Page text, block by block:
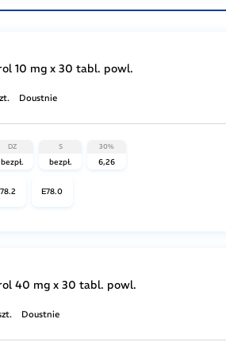
10 mg x 30 tabl. powl.
Doustnie
DZ
bezpł.
S
bezpł.
30%
6,26
E78.0
40 mg x 30 tabl. powl.
Doustnie